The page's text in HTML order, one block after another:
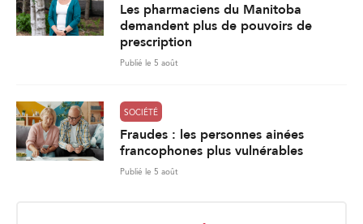
Les pharmaciens du Manitoba
demandent plus de pouvoirs de
prescription
Publié le 5 août
SOCIÉTÉ
Fraudes : les personnes ainées
francophones plus vulnérables
Publié le 5 août